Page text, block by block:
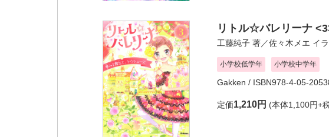
リトル☆バレリーナ
工藤純子 著／佐々木メエ イ
小学校低学年 小学校中学年
Gakken / ISBN978-4-05-
定価1,210円 (本体1,100円+